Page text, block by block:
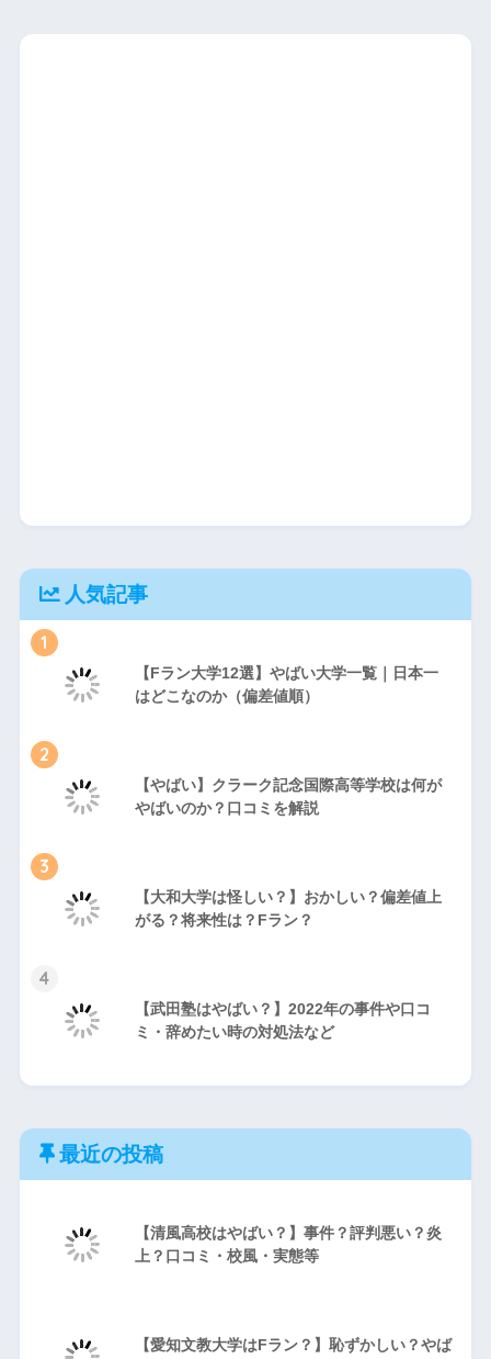
人気記事
1
【Fラン大学12選】やばい大学一覧｜日本一
はどこなのか（偏差値順）
2
【やばい】クラーク記念国際高等学校は何が
やばいのか？口コミを解説
3
【大和大学は怪しい？】おかしい？偏差値上
がる？将来性は？Fラン？
4
【武田塾はやばい？】2022年の事件や口コ
ミ・辞めたい時の対処法など
最近の投稿
【清風高校はやばい？】事件？評判悪い？炎
上？口コミ・校風・実態等
【愛知文教大学はFラン？】恥ずかしい？やば